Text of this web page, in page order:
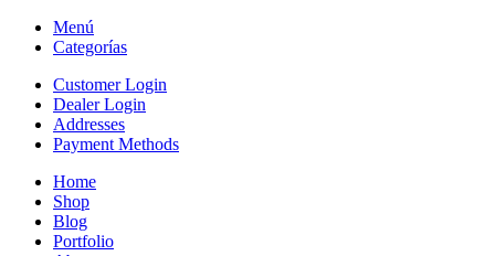
Menú
Categorías
Customer Login
Dealer Login
Addresses
Payment Methods
Home
Shop
Blog
Portfolio